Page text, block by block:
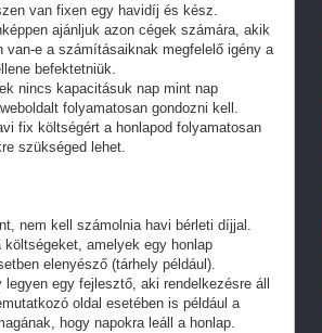
van fixen egy havidíj és kész.
ajánljuk azon cégek számára, akik
e a számításaiknak megfelelő igény a
befektetniük.
nincs kapacitásuk nap mint nap
folyamatosan gondozni kell.
fix költségért a honlapod folyamatosan
szükséged lehet.
nem kell számolnia havi bérleti díjjal.
amelyek egy honlap
elenyésző (tárhely például).
egy fejlesztő, aki rendelkezésre áll
oldal esetében is például a
hogy napokra leáll a honlap.